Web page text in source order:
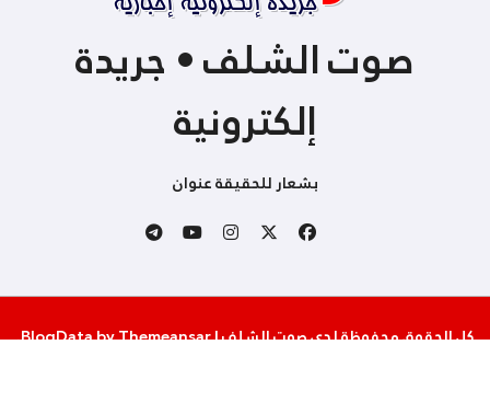
صوت الشلف • جريدة
إلكترونية
بشعار للحقيقة عنوان
كل الحقوق محفوظة لدى صوت الشلف|
BlogDatabyThemeansar
.